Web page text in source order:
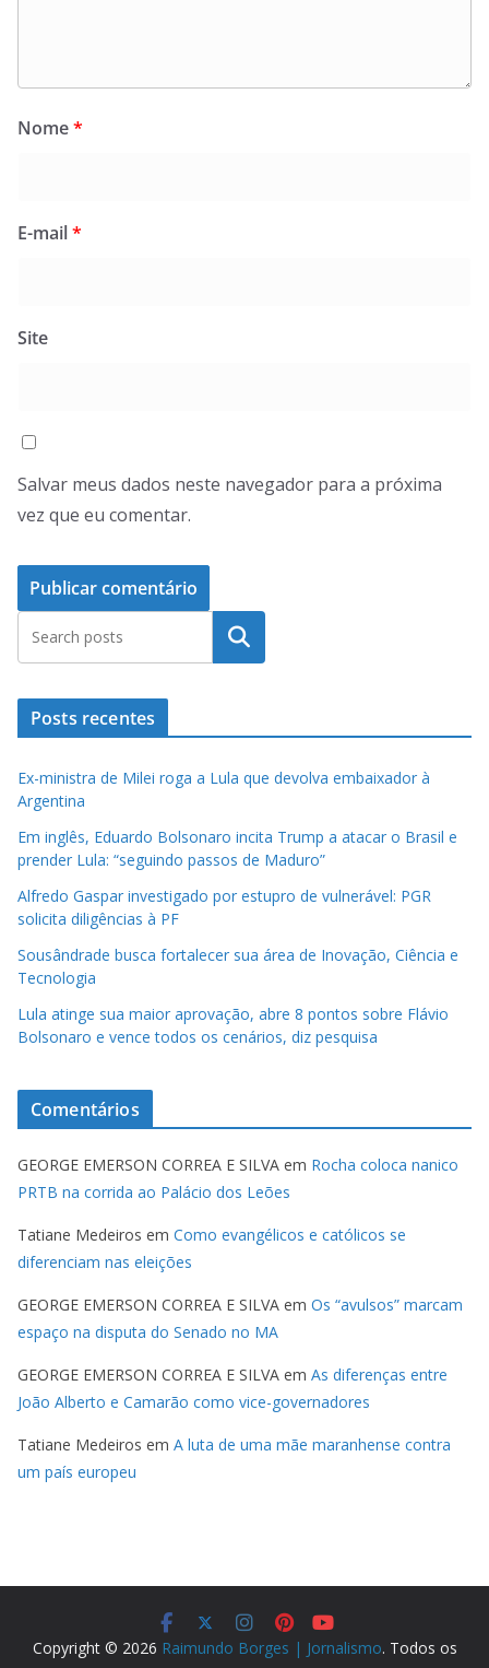
Nome*
E-mail*
Site
Salvar meus dados neste navegador para a próxima
vez que eu comentar.
Pesquisar
Posts recentes
Ex-ministra de Milei roga a Lula que devolva embaixador à
Argentina
Em inglês, Eduardo Bolsonaro incita Trump a atacar o Brasil e
prender Lula: “seguindo passos de Maduro”
Alfredo Gaspar investigado por estupro de vulnerável: PGR
solicita diligências à PF
Sousândrade busca fortalecer sua área de Inovação, Ciência e
Tecnologia
Lula atinge sua maior aprovação, abre 8 pontos sobre Flávio
Bolsonaro e vence todos os cenários, diz pesquisa
Comentários
GEORGE EMERSON CORREA E SILVA em Rocha coloca nanico
PRTB na corrida ao Palácio dos Leões
Tatiane Medeiros em Como evangélicos e católicos se
diferenciam nas eleições
GEORGE EMERSON CORREA E SILVA em Os “avulsos” marcam
espaço na disputa do Senado no MA
GEORGE EMERSON CORREA E SILVA em As diferenças entre
João Alberto e Camarão como vice-governadores
Tatiane Medeiros em A luta de uma mãe maranhense contra
um país europeu
Copyright © 2026 Raimundo Borges | Jornalismo. Todos os